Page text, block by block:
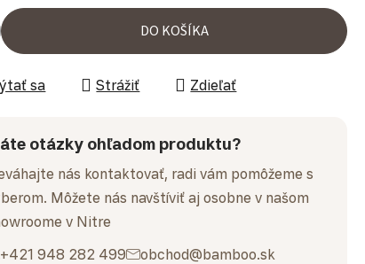
DO KOŠÍKA
sa Strážiť Zdieľať
otázky ohľadom produktu?
nás kontaktovať, radi vám pomôžeme s
Môžete nás navštíviť aj osobne v našom
v Nitre
+421 948 282 499
obchod@bamboo.sk